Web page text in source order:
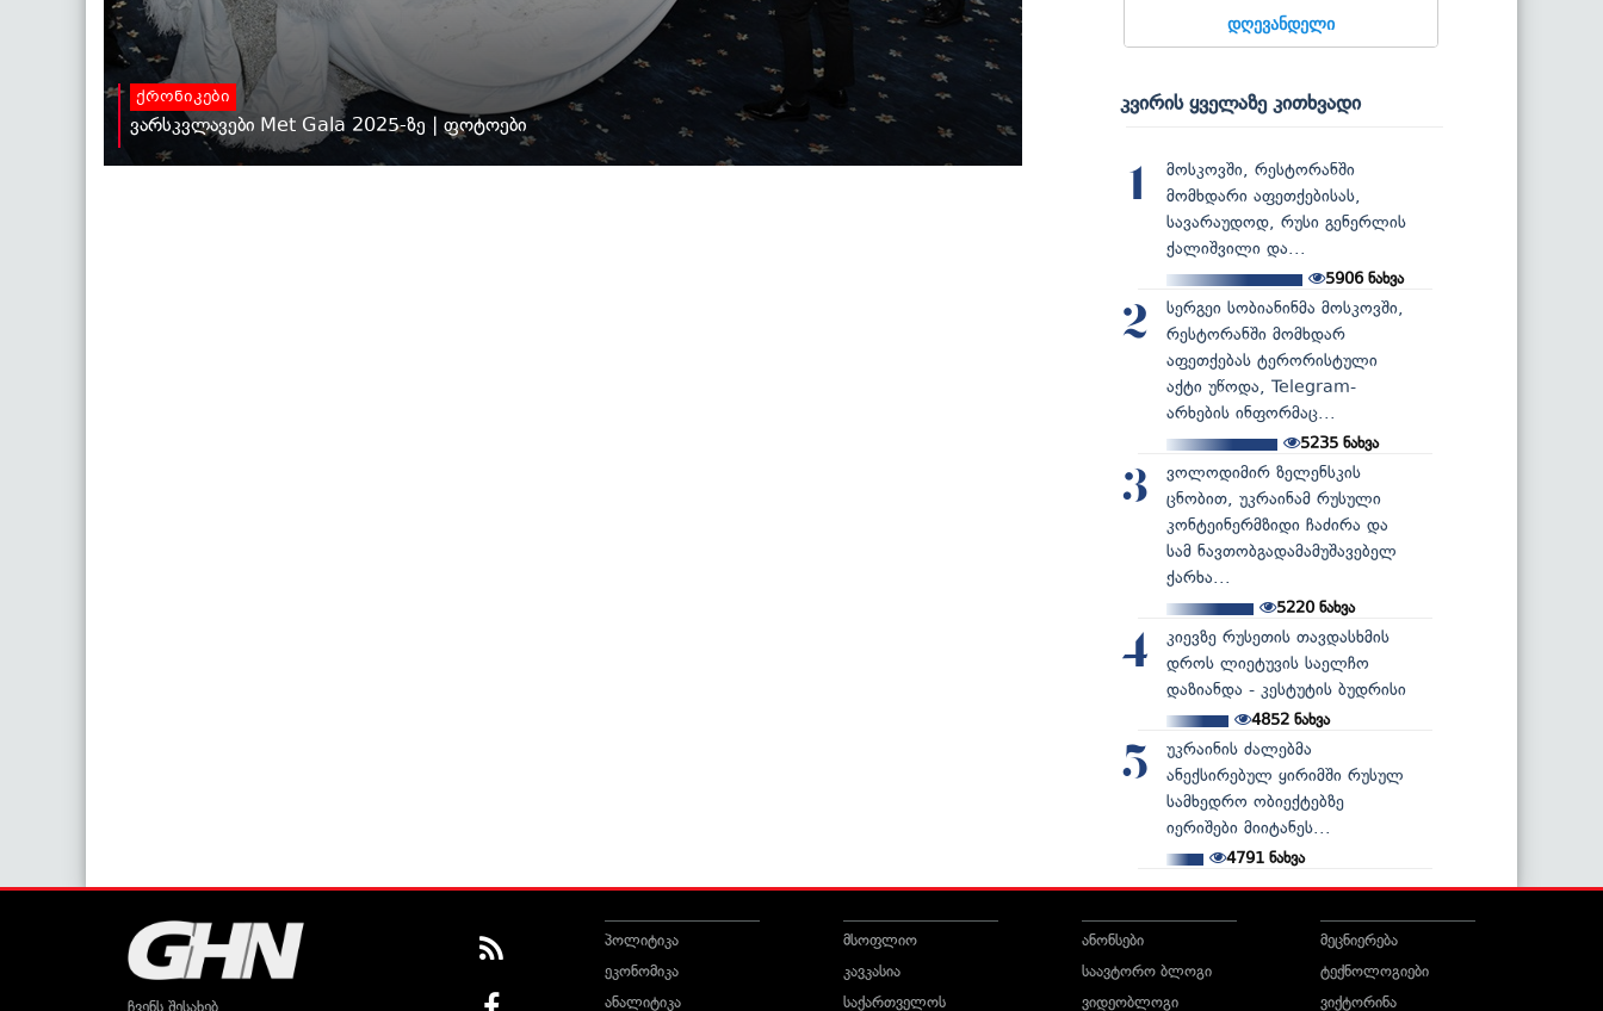
ქრონიკები
ვარსკვლავები Met Gala 2025-ზე | ფოტოები
დღევანდელი
კვირის ყველაზე კითხვადი
1
მოსკოვში, რესტორანში
მომხდარი აფეთქებისას,
სავარაუდოდ, რუსი გენერლის
ქალიშვილი და...
5906ნახვა
2
სერგეი სობიანინმა მოსკოვში,
რესტორანში მომხდარ
აფეთქებას ტერორისტული
აქტი უწოდა, Telegram-
არხების ინფორმაც...
5235 ნახვა
3
ვოლოდიმირ ზელენსკის
ცნობით, უკრაინამ რუსული
კონტეინერმზიდი ჩაძირა და
სამ ნავთობგადამამუშავებელ
ქარხა...
5220ნახვა
4
კიევზე რუსეთის თავდასხმის
დროს ლიეტუვის საელჩო
დაზიანდა - კესტუტის ბუდრისი
4852ნახვა
5
უკრაინის ძალებმა
ანექსირებულ ყირიმში რუსულ
სამხედრო ობიექტებზე
იერიშები მიიტანეს...
4791 ნახვა
ჩვენს შესახებ
პოლიტიკა
ეკონომიკა
ანალიტიკა
მსოფლიო
კავკასია
საქართველოს
ანონსები
საავტორო ბლოგი
ვიდეობლოგი
მეცნიერება
ტექნოლოგიები
ვიქტორინა